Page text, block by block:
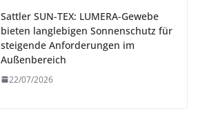
Sattler SUN-TEX: LUMERA-Gewebe
bieten langlebigen Sonnenschutz für
steigende Anforderungen im
Außenbereich
22/07/2026